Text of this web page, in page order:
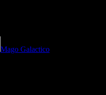
Mago Galactico